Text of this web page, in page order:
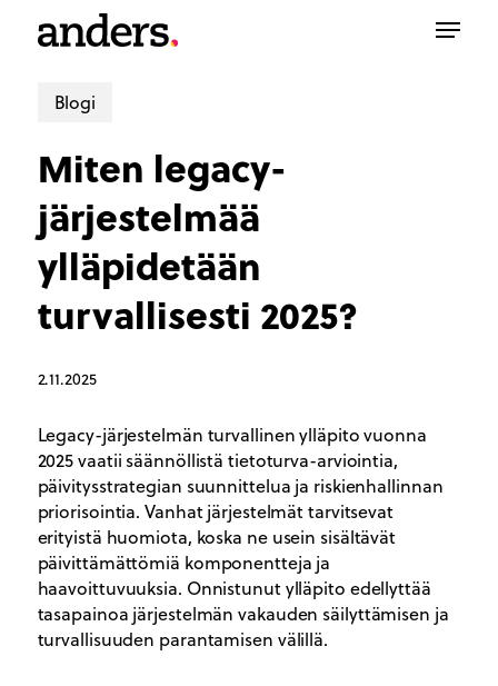
Menu
Blogi
Miten legacy-
järjestelmää
ylläpidetään
turvallisesti 2025?
2.11.2025
Legacy-järjestelmän turvallinen ylläpito vuonna
2025 vaatii säännöllistä tietoturva-arviointia,
päivitysstrategian suunnittelua ja riskienhallinnan
priorisointia. Vanhat järjestelmät tarvitsevat
erityistä huomiota, koska ne usein sisältävät
päivittämättömiä komponentteja ja
haavoittuvuuksia. Onnistunut ylläpito edellyttää
tasapainoa järjestelmän vakauden säilyttämisen ja
turvallisuuden parantamisen välillä.